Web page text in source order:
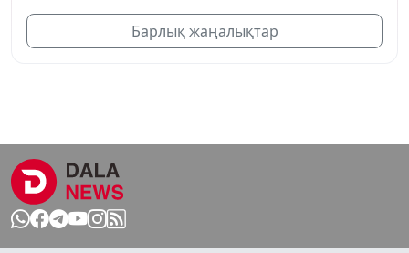
Барлық жаңалықтар